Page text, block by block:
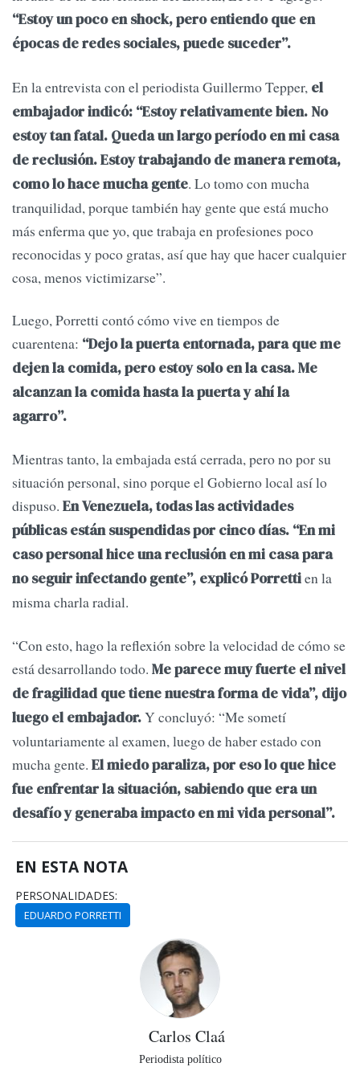
“Estoy un poco en shock, pero entiendo que en
épocas de redes sociales, puede suceder”.
En la entrevista con el periodista Guillermo Tepper, el
embajador indicó: “Estoy relativamente bien. No
estoy tan fatal. Queda un largo período en mi casa
de reclusión. Estoy trabajando de manera remota,
como lo hace mucha gente. Lo tomo con mucha
tranquilidad, porque también hay gente que está mucho
más enferma que yo, que trabaja en profesiones poco
reconocidas y poco gratas, así que hay que hacer cualquier
cosa, menos victimizarse”.
Luego, Porretti contó cómo vive en tiempos de
cuarentena: “Dejo la puerta entornada, para que me
dejen la comida, pero estoy solo en la casa. Me
alcanzan la comida hasta la puerta y ahí la
agarro”.
Mientras tanto, la embajada está cerrada, pero no por su
situación personal, sino porque el Gobierno local así lo
dispuso. En Venezuela, todas las actividades
públicas están suspendidas por cinco días. “En mi
caso personal hice una reclusión en mi casa para
no seguir infectando gente”, explicó Porrettien la
misma charla radial.
“Con esto, hago la reflexión sobre la velocidad de cómo se
está desarrollando todo. Me parece muy fuerte el nivel
de fragilidad que tiene nuestra forma de vida”, dijo
luego el embajador.Y concluyó: “Me sometí
voluntariamente al examen, luego de haber estado con
mucha gente. El miedo paraliza, por eso lo que hice
fue enfrentar la situación, sabiendo que era un
desafío y generaba impacto en mi vida personal”.
EN ESTA NOTA
PERSONALIDADES:
EDUARDO PORRETTI
Carlos Claá
Periodista político